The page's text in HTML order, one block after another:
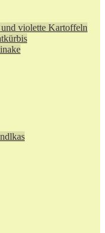
violette Kartoffeln